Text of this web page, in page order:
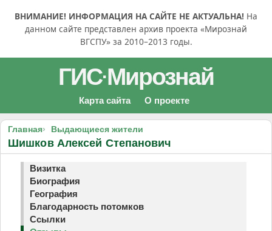
ВНИМАНИЕ! ИНФОРМАЦИЯ НА САЙТЕ НЕ АКТУАЛЬНА! На
данном сайте представлен архив проекта «Мирознай
ВГСПУ» за 2010–2013 годы.
ГИС·Мирознай
Карта сайта О проекте
Главная Выдающиеся жители
Шишков Алексей Степанович
Визитка
Биография
География
Благодарность потомков
Ссылки